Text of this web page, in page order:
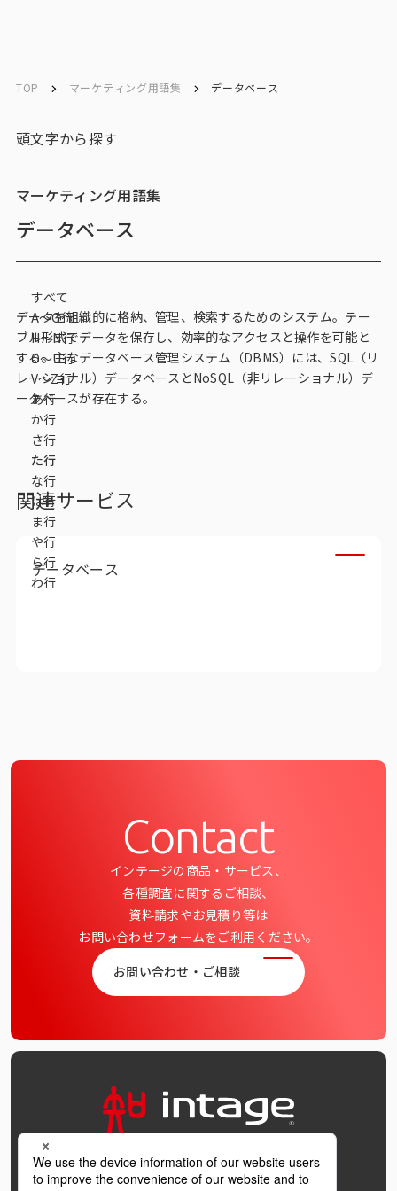
サービス一覧
サービストップ
マーケティングリサーチ
データベース
データ解析・予測
マーケティング支援
マーケティングDX
課題から探す
マーケティング用語集
コーポレートサイト
データ活用法・トレンド情報
TOP マーケティング用語集 データベース
頭文字から探す
すべて
A〜G行
H〜N行
O〜U行
V～Z行
あ行
か行
さ行
た行
な行
は行
ま行
や行
ら行
わ行
マーケティング用語集
データベース
データを組織的に格納、管理、検索するためのシステム。テー
ブル形式でデータを保存し、効率的なアクセスと操作を可能と
する。主なデータベース管理システム（DBMS）には、SQL（リ
レーショナル）データベースとNoSQL（非リレーショナル）デ
ータベースが存在する。
関連サービス
データベース
Contact
インテージの商品・サービス、
各種調査に関するご相談、
資料請求やお見積り等は
お問い合わせフォームをご利用ください。
お問い合わせ・ご相談